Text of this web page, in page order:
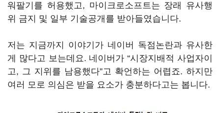
워팔기를 허용했고, 마이크로소프트는 장래 유사행
위 금지 및 일부 기술공개를 받아들였습니다.
저는 지금까지 이야기가 네이버 독점논란과 유사한
게 많다고 보는데요. 네이버가 “시장지배적 사업자이
고, 그 지위를 남용했다”고 확언하는 어렵죠. 하지만
여러 모로 의심은 받을 요소가 충분하다고는 봅니다.